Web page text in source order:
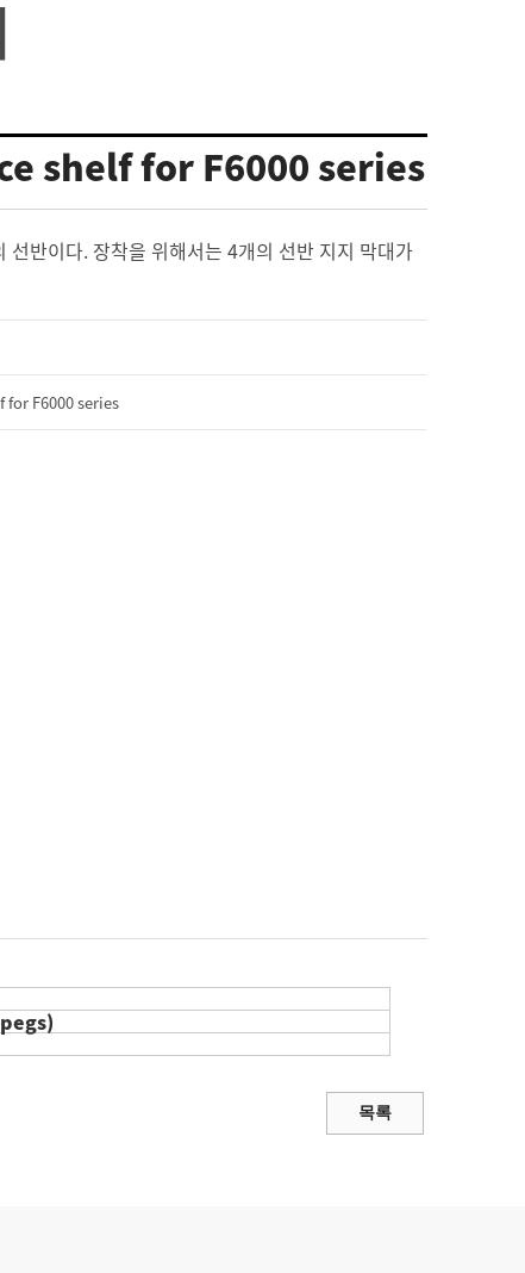
shelf for F6000 series
반이다. 장착을 위해서는 4개의 선반 지지 막대가
F6000 series